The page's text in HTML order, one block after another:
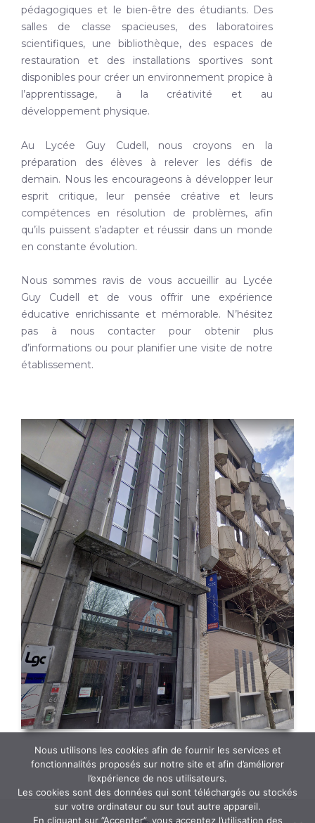
pédagogiques et le bien-être des étudiants. Des
salles de classe spacieuses, des laboratoires
scientifiques, une bibliothèque, des espaces de
restauration et des installations sportives sont
disponibles pour créer un environnement propice à
l’apprentissage, à la créativité et au
développement physique.
Au Lycée Guy Cudell, nous croyons en la
préparation des élèves à relever les défis de
demain. Nous les encourageons à développer leur
esprit critique, leur pensée créative et leurs
compétences en résolution de problèmes, afin
qu’ils puissent s’adapter et réussir dans un monde
en constante évolution.
Nous sommes ravis de vous accueillir au Lycée
Guy Cudell et de vous offrir une expérience
éducative enrichissante et mémorable. N’hésitez
pas à nous contacter pour obtenir plus
d’informations ou pour planifier une visite de notre
établissement.
Nous utilisons les cookies afin de fournir les services et
fonctionnalités proposés sur notre site et afin d’améliorer
l’expérience de nos utilisateurs.
Les cookies sont des données qui sont téléchargés ou stockés
sur votre ordinateur ou sur tout autre appareil.
En cliquant sur ”Accepter”, vous acceptez l’utilisation des